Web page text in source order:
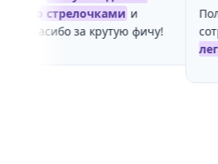
со стрелочками
спасибо за крутую фичу!